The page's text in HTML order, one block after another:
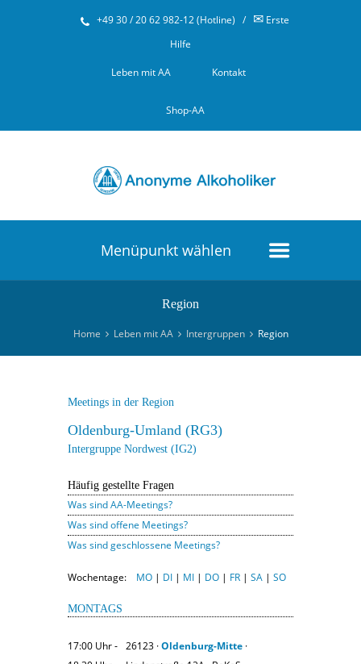
+49 30 / 20 62 982-12 (Hotline) / ✉Erste
Hilfe
Leben mit AA Kontakt
Shop-AA
Menüpunkt wählen
Region
Home Leben mit AA Intergruppen Region
Meetings in der Region
Oldenburg-Umland (RG3)
Intergruppe Nordwest (IG2)
Häufig gestellte Fragen
Was sind AA-Meetings?
Was sind offene Meetings?
Was sind geschlossene Meetings?
Wochentage: MO | DI | MI | DO | FR | SA | SO
MONTAGS
17:00 Uhr ‐ 26123 ·Oldenburg-Mitte ·